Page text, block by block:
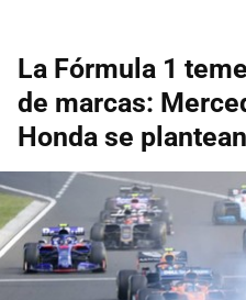
La Fórmula 1
de marcas:
Honda se